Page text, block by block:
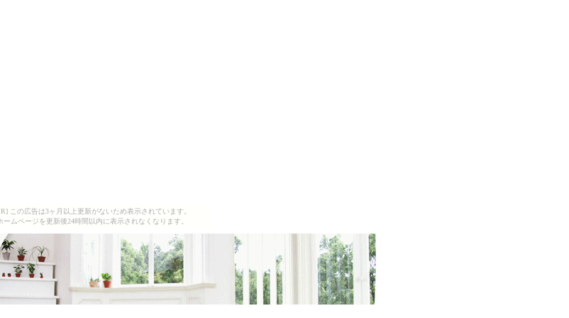
この広告は3ヶ月以上更新がないため表示されています。
ームページを更新後24時間以内に表示されなくなります。